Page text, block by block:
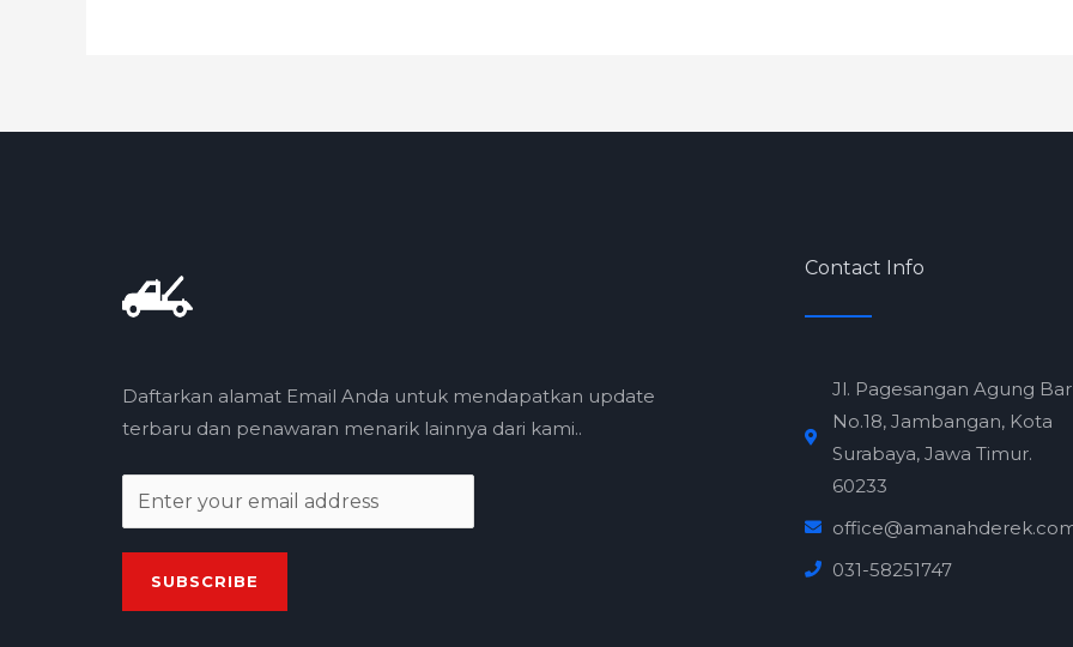
Daftarkan alamat Email Anda untuk mendapatkan update
terbaru dan penawaran menarik lainnya dari kami..
a
l
SUBSCRIBE
Contact Info
Jl. Pagesangan Agung
No.18, Jambangan, Kota
Surabaya, Jawa Timur.
60233
031-58251747